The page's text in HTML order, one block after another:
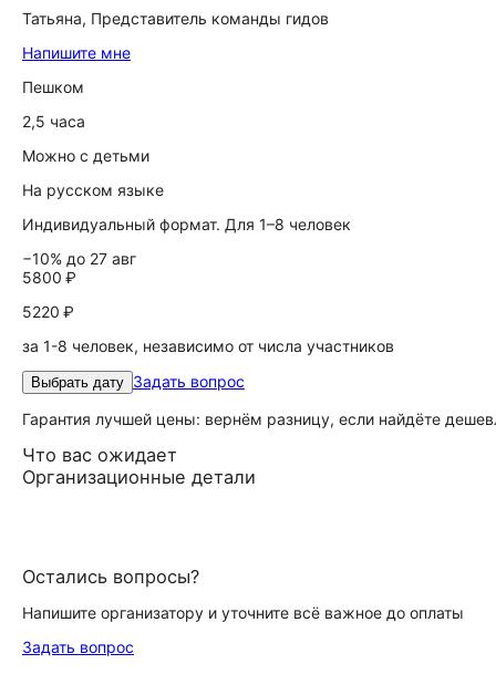
Татьяна, Представитель команды гидов
Напишите мне
Пешком
2,5 часа
Можно с детьми
На русском языке
Индивидуальный формат. Для 1–8 человек
−10% до 27 авг
5800 ₽
5220 ₽
за 1-8 человек, независимо от числа участников
Выбрать дату Задать вопрос
Гарантия лучшей цены: вернём разницу, если найдёте
Что вас ожидает
Организационные детали
Остались вопросы?
Напишите организатору и уточните всё важное до оплаты
Задать вопрос